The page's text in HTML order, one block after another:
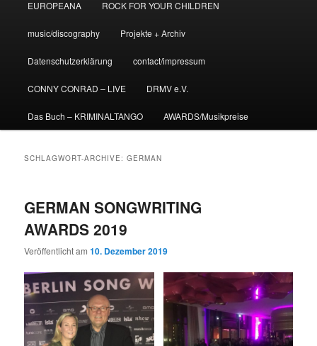
EUROPEANA ROCK FOR YOUR CHILDREN
music/discography Projekte + Archiv
Datenschutzerklärung contact/impressum
CONNY CONRAD – LIVE DRMV e.V.
Das Buch – KRIMINALTANGO AWARDS/Musikpreise
SCHLAGWORT-ARCHIVE:GERMAN
GERMAN SONGWRITING
AWARDS 2019
Veröffentlicht am10. Dezember 2019